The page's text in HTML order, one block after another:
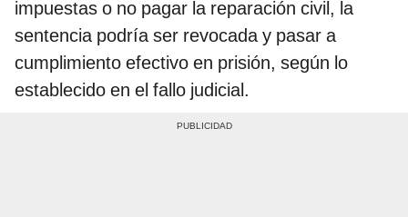
impuestas o no pagar la reparación civil, la
sentencia podría ser revocada y pasar a
cumplimiento efectivo en prisión, según lo
establecido en el fallo judicial.